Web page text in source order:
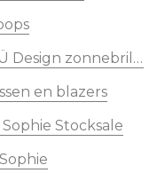
Design zonnebrillen
en blazers
Sophie Stocksale